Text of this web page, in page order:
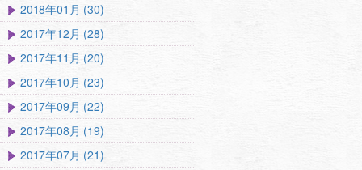
2018年01月 (30)
2017年12月 (28)
2017年11月 (20)
2017年10月 (23)
2017年09月 (22)
2017年08月 (19)
2017年07月 (21)